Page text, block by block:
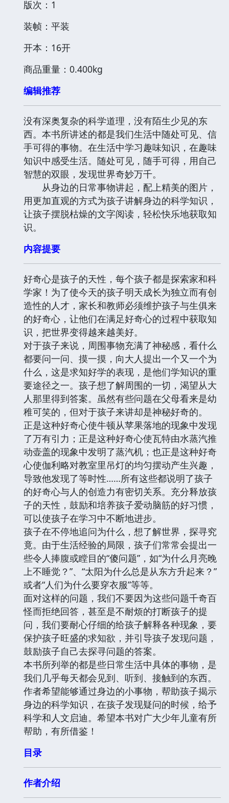
版次：1
装帧：平装
开本：16开
商品重量：0.400kg
编辑推荐
没有深奥复杂的科学道理，没有陌生少见的东
西。本书所讲述的都是我们生活中随处可见、信
手可得的事物。在生活中学习趣味知识，在趣味
知识中感受生活。随处可见，随手可得，用自己
智慧的双眼，发现世界奇妙万千。
从身边的日常事物讲起，配上精美的图片，
用更加直观的方式为孩子讲解身边的科学知识，
让孩子摆脱枯燥的文字阅读，轻松快乐地获取知
识。
内容提要
好奇心是孩子的天性，每个孩子都是探索家和科
学家！为了使今天的孩子明天成长为独立而有创
造性的人才，家长和教师必须维护孩子与生俱来
的好奇心，让他们在满足好奇心的过程中获取知
识，把世界变得越来越美好。
对于孩子来说，周围事物充满了神秘感，看什么
都要问一问、摸一摸，向大人提出一个又一个为
什么，这是求知好学的表现，是他们学知识的重
要途径之一。孩子想了解周围的一切，渴望从大
人那里得到答案。虽然有些问题在父母看来是幼
稚可笑的，但对于孩子来讲却是神秘好奇的。
正是这种好奇心使牛顿从苹果落地的现象中发现
了万有引力；正是这种好奇心使瓦特由水蒸汽推
动壶盖的现象中发明了蒸汽机；也正是这种好奇
心使伽利略对教室里吊灯的均匀摆动产生兴趣，
导致他发现了等时性……所有这些都说明了孩子
的好奇心与人的创造力有密切关系。充分释放孩
子的天性，鼓励和培养孩子爱动脑筋的好习惯，
可以使孩子在学习中不断地进步。
孩子在不停地追问为什么，想了解世界，探寻究
竟。由于生活经验的局限，孩子们常常会提出一
些令人捧腹或瞠目的“傻问题”，如“为什么月亮晚
上不睡觉？”、“太阳为什么总是从东方升起来？”
或者“人们为什么要穿衣服”等等。
面对这样的问题，我们不要因为这些问题千奇百
怪而拒绝回答，甚至是不耐烦的打断孩子的提
问，我们要耐心仔细的给孩子解释各种现象，要
保护孩子旺盛的求知欲，并引导孩子发现问题，
鼓励孩子自己去探寻问题的答案。
本书所列举的都是些日常生活中具体的事物，是
我们几乎每天都会见到、听到、接触到的东西。
作者希望能够通过身边的小事物，帮助孩子揭示
身边的科学知识，在孩子发现疑问的时候，给予
科学和人文启迪。希望本书对广大少年儿童有所
帮助，有所借鉴！
目录
作者介绍